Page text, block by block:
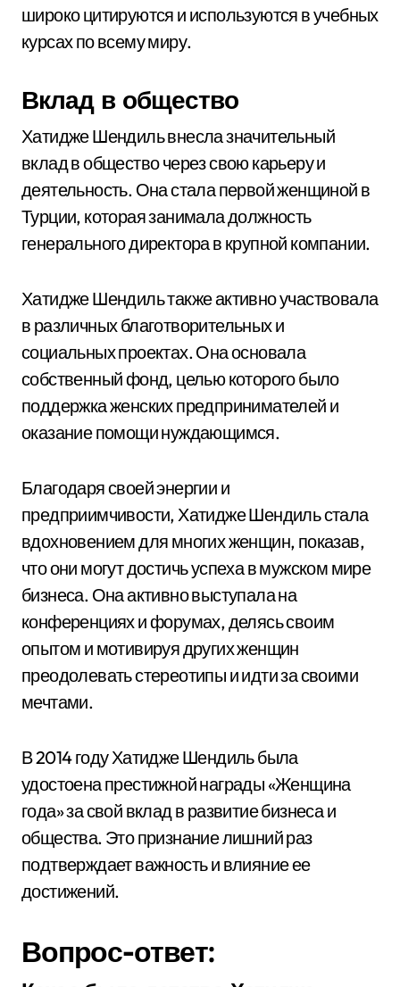
широко цитируются и используются в учебных
курсах по всему миру.
Вклад в общество
Хатидже Шендиль внесла значительный
вклад в общество через свою карьеру и
деятельность. Она стала первой женщиной в
Турции, которая занимала должность
генерального директора в крупной компании.
Хатидже Шендиль также активно участвовала
в различных благотворительных и
социальных проектах. Она основала
собственный фонд, целью которого было
поддержка женских предпринимателей и
оказание помощи нуждающимся.
Благодаря своей энергии и
предприимчивости, Хатидже Шендиль стала
вдохновением для многих женщин, показав,
что они могут достичь успеха в мужском мире
бизнеса. Она активно выступала на
конференциях и форумах, делясь своим
опытом и мотивируя других женщин
преодолевать стереотипы и идти за своими
мечтами.
В 2014 году Хатидже Шендиль была
удостоена престижной награды «Женщина
года» за свой вклад в развитие бизнеса и
общества. Это признание лишний раз
подтверждает важность и влияние ее
достижений.
Вопрос-ответ: